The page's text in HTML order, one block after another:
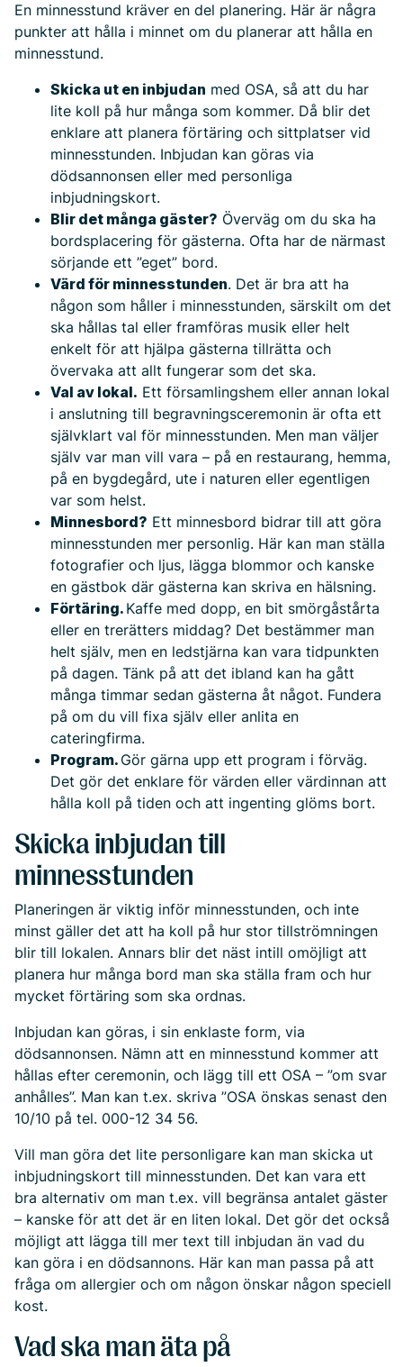
En minnesstund kräver en del planering. Här är några
punkter att hålla i minnet om du planerar att hålla en
minnesstund.
Skicka ut en inbjudan med OSA, så att du har
lite koll på hur många som kommer. Då blir det
enklare att planera förtäring och sittplatser vid
minnesstunden. Inbjudan kan göras via
dödsannonsen eller med personliga
inbjudningskort.
Blir det många gäster? Överväg om du ska ha
bordsplacering för gästerna. Ofta har de närmast
sörjande ett ”eget” bord.
Värd för minnesstunden. Det är bra att ha
någon som håller i minnesstunden, särskilt om det
ska hållas tal eller framföras musik eller helt
enkelt för att hjälpa gästerna tillrätta och
övervaka att allt fungerar som det ska.
Val av lokal. Ett församlingshem eller annan lokal
i anslutning till begravningsceremonin är ofta ett
självklart val för minnesstunden. Men man väljer
själv var man vill vara – på en restaurang, hemma,
på en bygdegård, ute i naturen eller egentligen
var som helst.
Minnesbord? Ett minnesbord bidrar till att göra
minnesstunden mer personlig. Här kan man ställa
fotografier och ljus, lägga blommor och kanske
en gästbok där gästerna kan skriva en hälsning.
Förtäring. Kaffe med dopp, en bit smörgåstårta
eller en trerätters middag? Det bestämmer man
helt själv, men en ledstjärna kan vara tidpunkten
på dagen. Tänk på att det ibland kan ha gått
många timmar sedan gästerna åt något. Fundera
på om du vill fixa själv eller anlita en
cateringfirma.
Program. Gör gärna upp ett program i förväg.
Det gör det enklare för värden eller värdinnan att
hålla koll på tiden och att ingenting glöms bort.
Skicka inbjudan till
minnesstunden
Planeringen är viktig inför minnesstunden, och inte
minst gäller det att ha koll på hur stor tillströmningen
blir till lokalen. Annars blir det näst intill omöjligt att
planera hur många bord man ska ställa fram och hur
mycket förtäring som ska ordnas.
Inbjudan kan göras, i sin enklaste form, via
dödsannonsen. Nämn att en minnesstund kommer att
hållas efter ceremonin, och lägg till ett OSA – ”om svar
anhålles”. Man kan t.ex. skriva ”OSA önskas senast den
10/10 på tel. 000-12 34 56.
Vill man göra det lite personligare kan man skicka ut
inbjudningskort till minnesstunden. Det kan vara ett
bra alternativ om man t.ex. vill begränsa antalet gäster
– kanske för att det är en liten lokal. Det gör det också
möjligt att lägga till mer text till inbjudan än vad du
kan göra i en dödsannons. Här kan man passa på att
fråga om allergier och om någon önskar någon speciell
kost.
Vad ska man äta på